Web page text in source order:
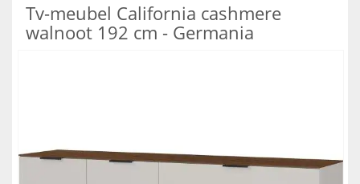
Tv-meubel California cashmere
walnoot 192 cm - Germania